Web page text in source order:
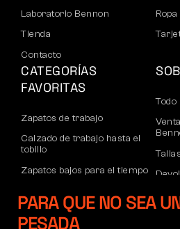
Laboratorio Bennon
Tienda
Contacto
CATEGORÍAS
FAVORITAS
Zapatos de trabajo
Calzado de trabajo hasta el
tobillo
Zapatos bajos para el tiempo
Calzado informal de tobillo
Pantalones
Tallas
PARA QUE NO SEA
PESADA